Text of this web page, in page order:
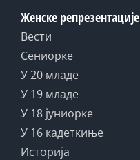
Женске репрезентације
Вести
Сениорке
У 20 младе
У 19 младе
У 18 јуниорке
У 16 кадеткиње
Историја